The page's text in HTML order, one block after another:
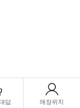
답 매장위치